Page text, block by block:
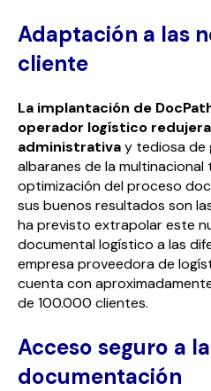
Adaptación a las
cliente
La implantación de
operador logístico
administrativay tediosa de
albaranes de la multinacional
optimización del proceso
sus buenos resultados son
ha previsto extrapolar este
documental logístico a las
empresa proveedora de
cuenta con
de 100.000 clientes.
Acceso seguro a la
documentación